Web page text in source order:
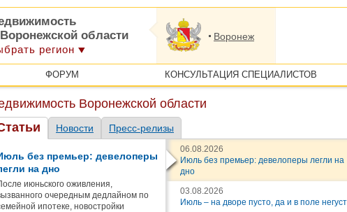
области
регион
Воронеж
ФОРУМ КОНСУЛЬТАЦИЯ СПЕЦИАЛИСТОВ
Воронежской области
Новости Пресс-релизы
без премьер: девелоперы
на дно
июньского оживления,
очередным дедлайном по
ипотеке, новостройки
06.08.2026
Июль без премьер: девелоперы легли на
дно
03.08.2026
Июль – на дворе пусто, да и в поле